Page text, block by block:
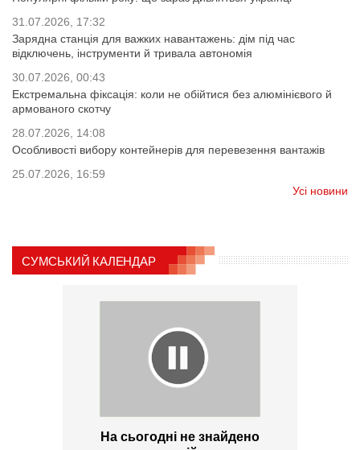
31.07.2026, 17:32
Зарядна станція для важких навантажень: дім під час
відключень, інструменти й тривала автономія
30.07.2026, 00:43
Екстремальна фіксація: коли не обійтися без алюмінієвого й
армованого скотчу
28.07.2026, 14:08
Особливості вибору контейнерів для перевезення вантажів
25.07.2026, 16:59
Усі новини
СУМСЬКИЙ КАЛЕНДАР
На сьогодні не знайдено